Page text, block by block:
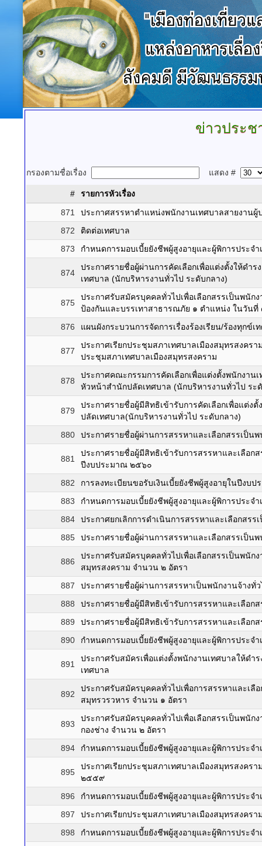
ข่าวประ
กรองตามชื่อเรื่อง แสดง #
#
รายการหัวเรื่อง
871
ประกาศสรรหาตำแหน่งพนักงานเทศบาลสายงาน
872
ติดต่อเทศบาล
873
กำหนดการมอบเบี้ยยังชีพผู้สูงอายุและผู้พิการประจ
874
ประกาศรายชื่อผู้ผ่านการคัดเลือกเพื่อแต่งตั้งให้ด
เทศบาล (นักบริหารงานทั่วไป ระดับกลาง)
875
ประกาศรับสมัครบุคคลทั่วไปเพื่อเลือกสรรเป็นพนั
ป้องกันและบรรเทาสาธารณภัย ๑ ตำแหน่ง ในวัน
876
แผนผังกระบวนการจัดการเรื่องร้องเรียน/ร้องทุกข์เ
877
ประกาศเรียกประชุมสภาเทศบาลเมืองสมุทรสง
ประชุมสภาเทศบาลเมืองสมุทรสงคราม
878
ประกาศคณะกรรมการคัดเลือกเพื่อแต่งตั้งพนักงา
หัวหน้าสำนักปลัดเทศบาล (นักบริหารงานทั่วไป ระ
879
ประกาศรายชื่อผู้มีสิทธิเข้ารับการคัดเลือกเพื่อแต่
ปลัดเทศบาล(นักบริหารงานทั่วไป ระดับกลาง)
880
ประกาศรายชื่อผู้ผ่านการสรรหาและเลือกสรรเป็น
881
ประกาศรายชื่อผู้มีสิทธิเข้ารับการสรรหาและเลือก
ปีงบประมาณ ๒๕๖๐
882
การลงทะเบียนขอรับเงินเบี้ยยังชีพผู้สูงอายุในปีงบ
883
กำหนดการมอบเบี้ยยังชีพผู้สูงอายุและผู้พิการประจ
884
ประกาศยกเลิกการดำเนินการสรรหาและเลือกสร
885
ประกาศรายชื่อผู้ผ่านการสรรหาและเลือกสรรเป็น
886
ประกาศรับสมัครบุคคลทั่วไปเพื่อเลือกสรรเป็นพนั
สมุทรสงคราม จำนวน ๒ อัตรา
887
ประกาศรายชื่อผู้ผ่านการสรรหาเป็นพนักงานจ้างทั่
888
ประกาศรายชื่อผู้มีสิทธิเข้ารับการสรรหาและเลือก
889
ประกาศรายชื่อผู้มีสิทธิเข้ารับการสรรหาและเลือก
890
กำหนดการมอบเบี้ยยังชีพผู้สูงอายุและผู้พิการประ
891
ประกาศรับสมัครเพื่อแต่งตั้งพนักงานเทศบาลให้ด
เทศบาล
892
ประกาศรับสมัครบุคคลทั่วไปเพื่อการสรรหาและเลื
สมุทรวรวหาร จำนวน ๑ อัตรา
893
ประกาศรับสมัครบุคคลทั่วไปเพื่อเลือกสรรเป็นพนัก
กองช่าง จำนวน ๒ อัตรา
894
กำหนดการมอบเบี้ยยังชีพผู้สูงอายุและผู้พิการประจ
895
ประกาศเรียกประชุมสภาเทศบาลเมืองสมุทรสงค
๒๕๕๙
896
กำหนดการมอบเบี้ยยังชีพผู้สูงอายุและผู้พิการประ
897
ประกาศเรียกประชุมสภาเทศบาลเมืองสมุทรสงค
898
กำหนดการมอบเบี้ยยังชีพผู้สูงอายุและผู้พิการประ